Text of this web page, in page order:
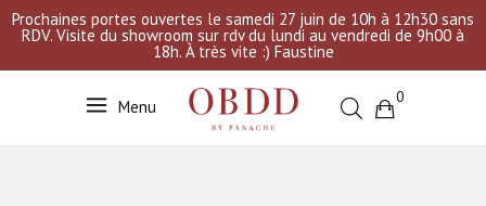
Prochaines portes ouvertes le samedi 27 juin de 10h à 12h30 sans
RDV. Visite du showroom sur rdv du lundi au vendredi de 9h00 à
18h. À très vite :) Faustine
Menu
0